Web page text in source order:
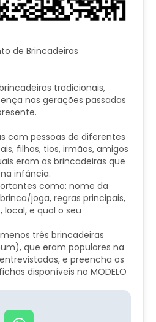
de Brincadeiras
tradicionais,
nas gerações passadas
com pessoas de diferentes
filhos, tios, irmãos, amigos
eram as brincadeiras que
infância.
como: nome da
joga, regras principais,
local, e qual o seu
três brincadeiras
que eram populares na
e preencha os
disponíveis no MODELO